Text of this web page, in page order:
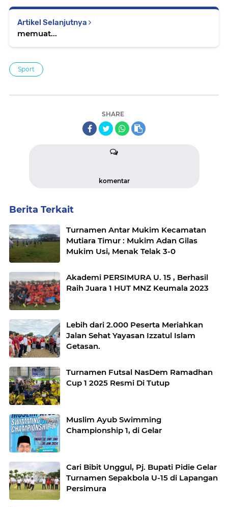
Artikel Selanjutnya
memuat...
Sport
SHARE
komentar
Berita Terkait
Turnamen Antar Mukim Kecamatan
Mutiara Timur : Mukim Adan Gilas
Mukim Usi, Menak Telak 3-0
Akademi PERSIMURA U. 15 , Berhasil
Raih Juara 1 HUT MNZ Keumala 2023
Lebih dari 2.000 Peserta Meriahkan
Jalan Sehat Yayasan Izzatul Islam
Getasan.
Turnamen Futsal NasDem Ramadhan
Cup 1 2025 Resmi Di Tutup
Muslim Ayub Swimming
Championship 1, di Gelar
Cari Bibit Unggul, Pj. Bupati Pidie Gelar
Turnamen Sepakbola U-15 di Lapangan
Persimura